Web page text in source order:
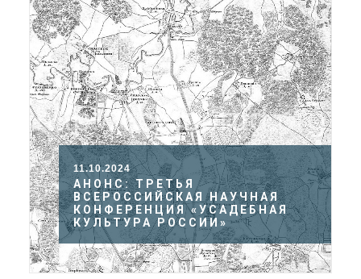
11.10.2024
АНОНС: ТРЕТЬЯ
ВСЕРОССИЙСКАЯ НАУЧНАЯ
КОНФЕРЕНЦИЯ «УСАДЕБНАЯ
КУЛЬТУРА РОССИИ»